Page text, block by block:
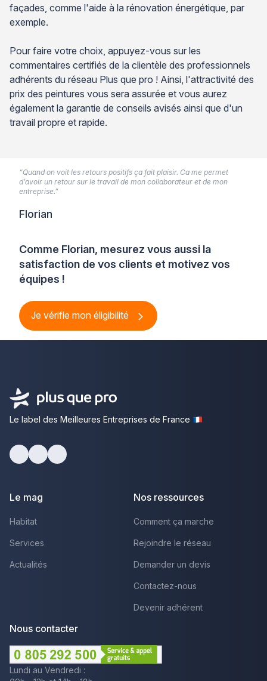
façades, comme l'aide à la rénovation énergétique, par
exemple.
Pour faire votre choix, appuyez-vous sur les
commentaires certifiés de la clientèle des professionnels
adhérents du réseau Plus que pro ! Ainsi, l'attractivité des
prix des peintures vous sera assurée et vous aurez
également la garantie de conseils avisés ainsi que d'un
travail propre et rapide.
Comme Florian, mesurez vous aussi la
satisfaction de vos clients et motivez vos
équipes !
Je vérifie mon éligibilité
“Quand on voit les retours positifs ça fait plaisir. Ca me permet
d’avoir un retour sur le travail de mon collaborateur et de mon
entreprise.”
Florian
Le label des Meilleures Entreprises de France
Le mag
Habitat
Services
Actualités
Nos ressources
Comment ça marche
Rejoindre le réseau
Demander un devis
Contactez-nous
Devenir adhérent
Nous contacter
Lundi au Vendredi :